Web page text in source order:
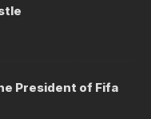
President of Fifa